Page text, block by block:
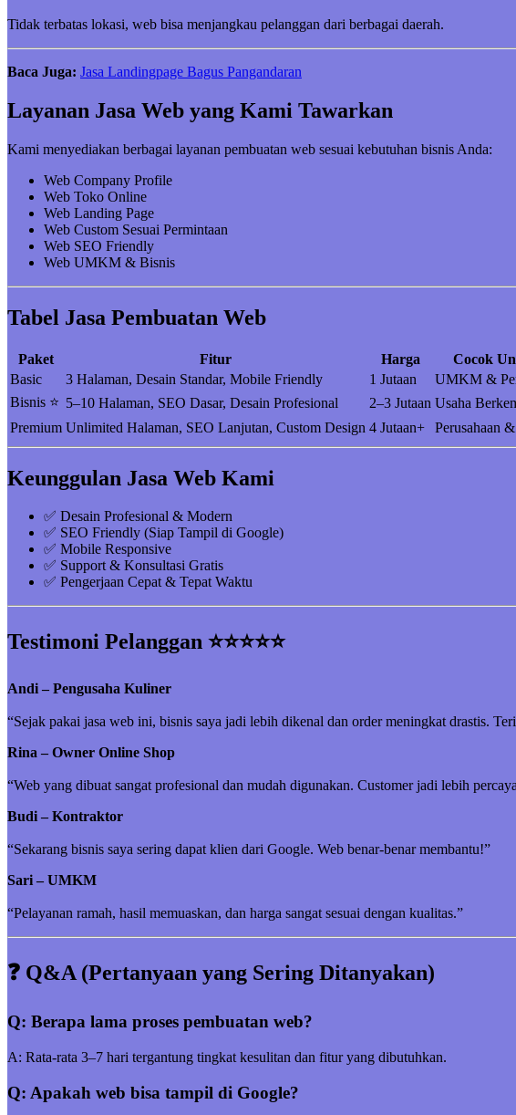
Tidak terbatas lokasi, web bisa menjangkau pelanggan dari berbagai daerah.
Baca Juga: Jasa Landingpage Bagus Pangandaran
Layanan Jasa Web yang Kami Tawarkan
Kami menyediakan berbagai layanan pembuatan web sesuai kebutuhan bisnis Anda:
Web Company Profile
Web Toko Online
Web Landing Page
Web Custom Sesuai Permintaan
Web SEO Friendly
Web UMKM & Bisnis
Tabel Jasa Pembuatan Web
Paket Fitur Harga
Cocok
Basic
3 Halaman, Desain Standar, Mobile Friendly 1 Jutaan
UMKM &
Bisnis ⭐ 5–10 Halaman, SEO Dasar, Desain Profesional 2–3 Jutaan Usaha
Premium Unlimited Halaman, SEO Lanjutan, Custom Design 4 Jutaan+ Perusahaan
Keunggulan Jasa Web Kami
✅ Desain Profesional & Modern
✅ SEO Friendly (Siap Tampil di Google)
✅ Mobile Responsive
✅ Support & Konsultasi Gratis
✅ Pengerjaan Cepat & Tepat Waktu
Testimoni Pelanggan ⭐⭐⭐⭐⭐
Andi – Pengusaha Kuliner
“Sejak pakai jasa web ini, bisnis saya jadi lebih dikenal dan order meningkat drastis.
Rina – Owner Online Shop
“Web yang dibuat sangat profesional dan mudah digunakan. Customer jadi lebih
Budi – Kontraktor
“Sekarang bisnis saya sering dapat klien dari Google. Web benar-benar membantu!”
Sari – UMKM
“Pelayanan ramah, hasil memuaskan, dan harga sangat sesuai dengan kualitas.”
❓ Q&A (Pertanyaan yang Sering Ditanyakan)
Q: Berapa lama proses pembuatan web?
A: Rata-rata 3–7 hari tergantung tingkat kesulitan dan fitur yang dibutuhkan.
Q: Apakah web bisa tampil di Google?